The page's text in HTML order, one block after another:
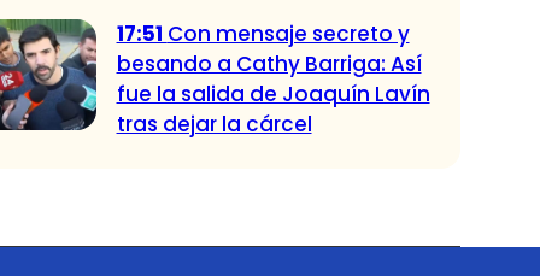
17:51 Con mensaje secreto y
besando a Cathy Barriga: Así
fue la salida de Joaquín Lavín
tras dejar la cárcel